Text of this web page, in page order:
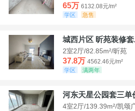
65万 6132.08元/m²
学区
急售
城西片区 昕苑装修
2室2厅/82.85m²/昕苑
37.8万 4562.46元/m²
学区
满两年
河东天星公园套三单
4室2厅/139.39m²/凯颂